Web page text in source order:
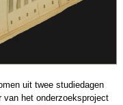
uit twee studiedagen
van het onderzoeksproject